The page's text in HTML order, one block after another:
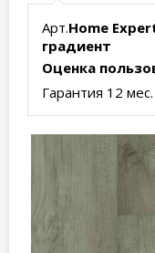
Арт.Home
градиент
Оценка
Гарантия 12 мес.